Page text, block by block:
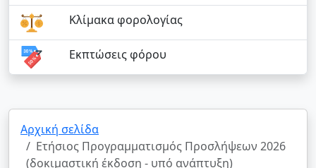
Κλίμακα φορολογίας
Εκπτώσεις φόρου
Αρχική σελίδα
Ετήσιος Προγραμματισμός Προσλήψεων 2026
(δοκιμαστική έκδοση - υπό ανάπτυξη)